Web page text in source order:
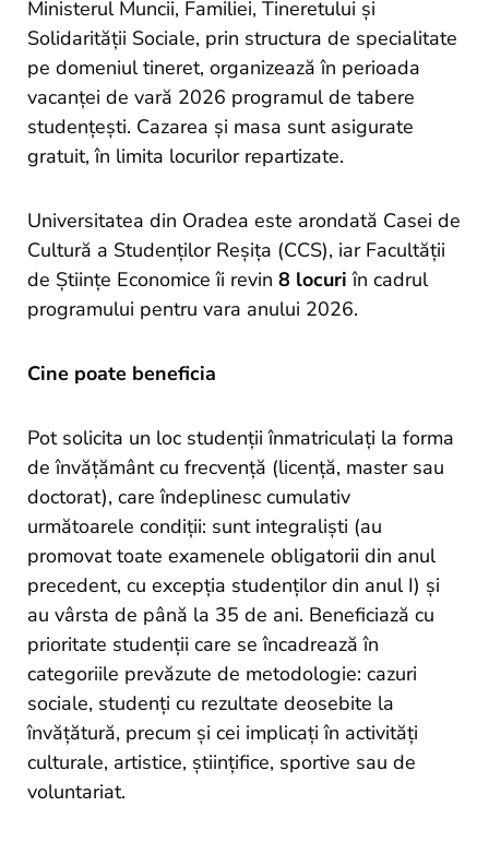
Projects
Ministerul Muncii, Familiei, Tineretului și
Solidarității Sociale, prin structura de specialitate
pe domeniul tineret, organizează în perioada
vacanței de vară 2026 programul de tabere
studențești. Cazarea și masa sunt asigurate
gratuit, în limita locurilor repartizate.
Universitatea din Oradea este arondată Casei de
Cultură a Studenților Reșița (CCS), iar Facultății
de Științe Economice îi revin 8 locuri în cadrul
programului pentru vara anului 2026.
Cine poate beneficia
Pot solicita un loc studenții înmatriculați la forma
de învățământ cu frecvență (licență, master sau
doctorat), care îndeplinesc cumulativ
următoarele condiții: sunt integraliști (au
promovat toate examenele obligatorii din anul
precedent, cu excepția studenților din anul I) și
au vârsta de până la 35 de ani. Beneficiază cu
prioritate studenții care se încadrează în
categoriile prevăzute de metodologie: cazuri
sociale, studenți cu rezultate deosebite la
învățătură, precum și cei implicați în activități
culturale, artistice, științifice, sportive sau de
voluntariat.